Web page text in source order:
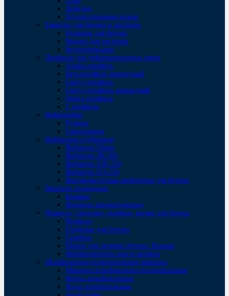
Лебедки
Грузоподъемные краны
Емкости для бетона и раствора
Бункеры для бетона
Ящики для раствора
Бетономешалки
Профили для деформационных швов
Альфа профиль
Бета профиль ремонтный
Синус профиль
Синус профиль ремонтный
Омега профиль
Т профиль
Виброрейки
Ручные
Секционные
Вибраторы глубинные
Вибратор Dingo
Вибратор JB-160
Вибратор ZIP-150
Bибратор FO-230
Высокочастотные вибраторы для бетона
Вязатели проволоки
Крючки
Вязатели автоматические
Правила, гладилки, скребки, малки для бетона
Правила
Гладилки для бетона
Скребки
Малки для затирки бетона. Кельмы
Формирователи шва и кромки
Шлифовально-полировальные машины
Машины шлифовально-полировальные
Фрезы шлифовальные
Пады полировальные